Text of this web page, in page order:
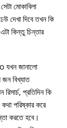
মোকাবিলা
দেখা দিবে তখন কি
কিন্তু চিন্তার
যখন জানালো
বিখ্যাত
প্রতিদিন কি
পরিষ্কার করে
করতে হবে।